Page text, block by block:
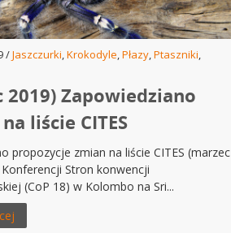
/Jaszczurki,Krokodyle,Płazy,Ptaszniki,
2019) Zapowiedziano
liście CITES
propozycje zmian na liście CITES (marzec
Stron konwencji
(CoP 18) w Kolombo na Sri...